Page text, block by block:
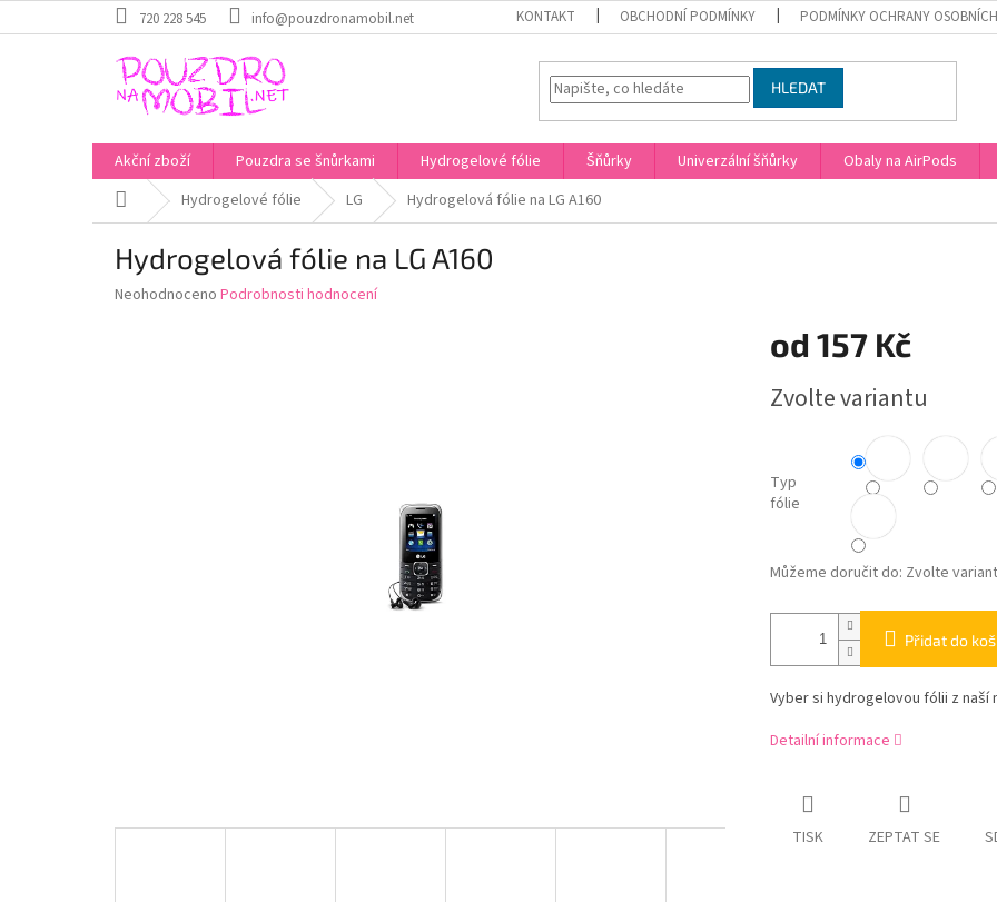
na
720 228 545 info@pouzdronamobil.net KONTAKT OBCHODNÍ PODMÍNKY PODMÍNKY OCHRANY OSOBNÍCH
HLEDAT
Akční zboží Pouzdra se šnůrkami Hydrogelové fólie Šňůrky Univerzální šňůrky Obaly na AirPods
Domů Hydrogelové fólie LG Hydrogelová fólie na LG A160
Hydrogelová fólie na LG A160
Průměrné
Neohodnoceno Podrobnosti hodnocení
od 157 Kč
cena:
Zvolte variantu
Typ
fólie
Můžeme doručit do: Zvolte
Přidat do
Vyber si hydrogelovou fólii z naší
Detailní informace
TISK ZEPTAT SE